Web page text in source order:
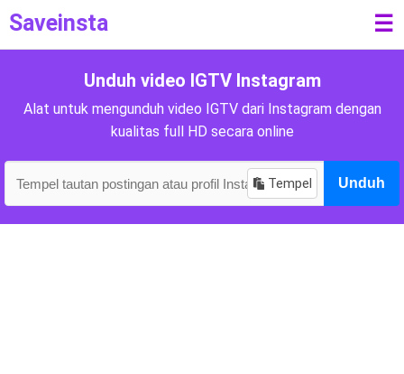
Saveinsta ☰
Unduh video IGTV Instagram
Alat untuk mengunduh video IGTV dari Instagram dengan
kualitas full HD secara online
Tempel Unduh